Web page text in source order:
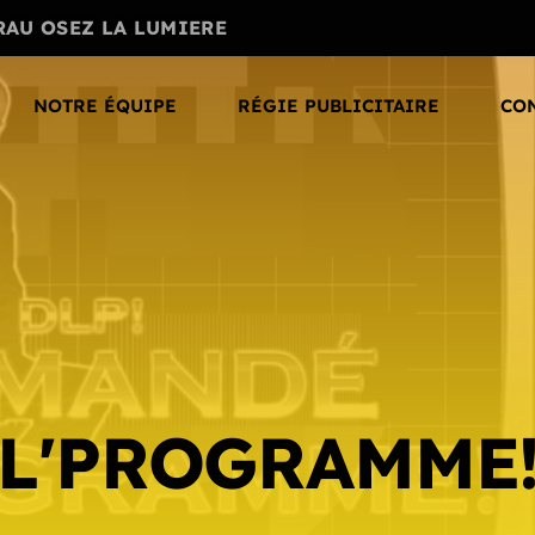
OSEZ LA LUMIERE
NOTRE ÉQUIPE RÉGIE PUBLICITAIRE